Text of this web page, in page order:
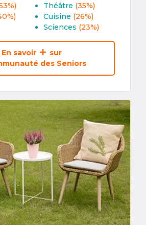
Théâtre (35%)
Cuisine (26%)
Sciences (23%)
En savoir
sur
des Seniors